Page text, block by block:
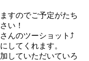
すのでご予定がたち
い！
んのツーショット⤴
してくれます。
していただいていろ